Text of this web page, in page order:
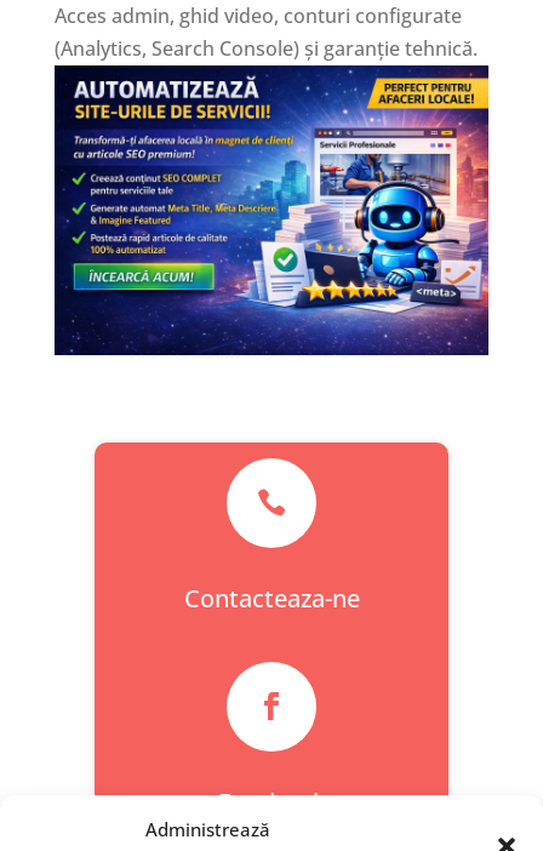
Administrează
Acces admin, ghid video, conturi configurate
(Analytics, Search Console) și garanție tehnică.

Contacteaza-ne

Facebook